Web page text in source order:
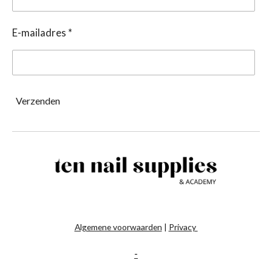
E-mailadres *
Verzenden
Algemene voorwaarden | Privacy
-